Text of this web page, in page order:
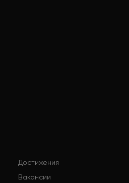
Достижения
Вакансии